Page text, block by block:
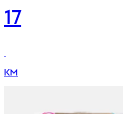
17
KM